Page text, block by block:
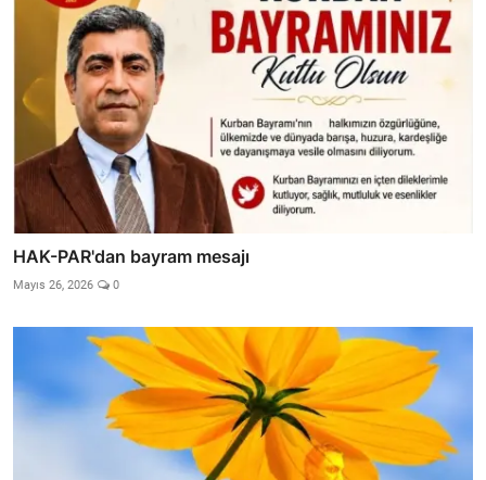
HAK-PAR'dan bayram mesajı
Mayıs 26, 2026 0